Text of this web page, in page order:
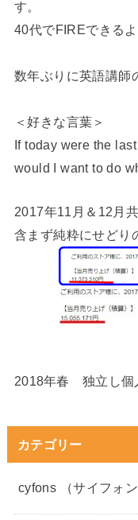
す。
40代でFIREできる
数年ぶりに英語講師
＜好きな言葉＞
If today were the
would I want to do
2017年11月＆12月
含まず純粋にせどり
2018年春 独立し個
カテゴリー
cyfons （サイフォン